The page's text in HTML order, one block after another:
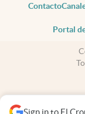
Sign in to El
Contacto
Portal